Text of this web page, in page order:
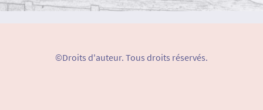
©Droits d'auteur. Tous droits réservés.